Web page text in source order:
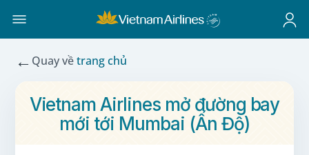
← Quay vềtrang chủ
Vietnam Airlines mở đường bay
mới tới Mumbai (Ấn Độ)